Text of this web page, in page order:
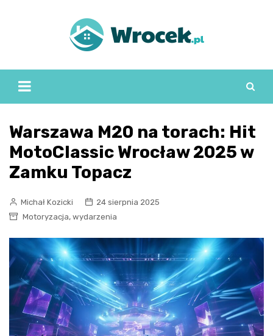
Warszawa M20 na torach: Hit
MotoClassic Wrocław 2025 w
Zamku Topacz
Michał Kozicki
24 sierpnia 2025
Motoryzacja, wydarzenia